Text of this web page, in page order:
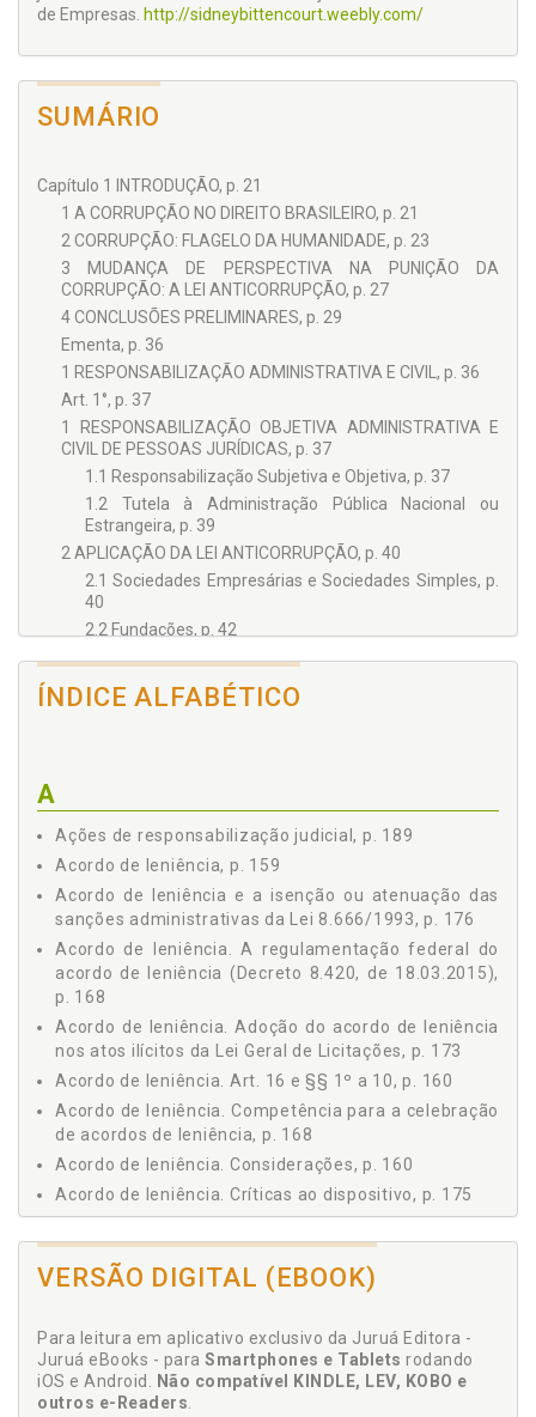
de Empresas. http://sidneybittencourt.weebly.com/
SUMÁRIO
Capítulo 1 INTRODUÇÃO, p. 21
1 A CORRUPÇÃO NO DIREITO BRASILEIRO, p. 21
2 CORRUPÇÃO: FLAGELO DA HUMANIDADE, p. 23
3 MUDANÇA DE PERSPECTIVA NA PUNIÇÃO DA
CORRUPÇÃO: A LEI ANTICORRUPÇÃO, p. 27
4 CONCLUSÕES PRELIMINARES, p. 29
Ementa, p. 36
1 RESPONSABILIZAÇÃO ADMINISTRATIVA E CIVIL, p. 36
Art. 1°, p. 37
1 RESPONSABILIZAÇÃO OBJETIVA ADMINISTRATIVA E
CIVIL DE PESSOAS JURÍDICAS, p. 37
1.1 Responsabilização Subjetiva e Objetiva, p. 37
1.2 Tutela à Administração Pública Nacional ou
Estrangeira, p. 39
2 APLICAÇÃO DA LEI ANTICORRUPÇÃO, p. 40
2.1 Sociedades Empresárias e Sociedades Simples, p.
40
2.2 Fundações, p. 42
2.3 Associações de Entidades ou Pessoas, p. 44
2.4 Sociedades e Associações Estrangeiras, p. 44
3 OBSERVAÇÕES SOBRE A APLICAÇÃO DA LEI
Art. 2º, p. 48
1 RESPONSABILIZAÇÃO OBJETIVA ADMINISTRATIVA E
CIVIL, p. 48
Art. 3º e Parágrafos, p. 49
1 A RESPONSABILIDADE INDIVIDUAL DE DIRIGENTES DA
p. 49
Art. 4º e Parágrafos, p. 51
JURÍDICA, p. 51
Capítulo 2 DOS ATOS LESIVOS À ADMINISTRAÇÃO PÚBLICA
NACIONAL OU ESTRANGEIRA, p. 57
Art. 5º, p. 58
1 ATOS LESIVOS À ADMINISTRAÇÃO PÚBLICA NACIONAL
OU ESTRANGEIRA, p. 58
1.1 Os Bens Jurídicos a Serem Protegidos de Atos
1.1.1 O Patrimônio Público, p. 59
1.1.2 Os Princípios da Administração Pública, p. 60
1.1.3 Os Compromissos Internacionais Assumidos
1.2 Elenco de Atos Lesivos, p. 62
1.2.1 Promessa ou Oferecimento de Vantagem
Indevida a Agente Público, p. 63
ÍNDICE ALFABÉTICO
A
Ações de responsabilização judicial, p. 189
Acordo de leniência, p. 159
Acordo de leniência e a isenção ou atenuação das
sanções administrativas da Lei 8.666/1993, p. 176
Acordo de leniência. A regulamentação federal do
acordo de leniência (Decreto 8.420, de 18.03.2015),
p. 168
Acordo de leniência. Adoção do acordo de leniência
nos atos ilícitos da Lei Geral de Licitações, p. 173
Acordo de leniência. Art. 16 e §§ 1º a 10, p. 160
Acordo de leniência. Competência para a celebração
de acordos de leniência, p. 168
Acordo de leniência. Considerações, p. 160
Acordo de leniência. Críticas ao dispositivo, p. 175
leniência, p. 167
Acordo de leniência. Participação do Tribunal de
leniência, p. 171
Acordo de leniência. Regras consequenciais da
assinatura do acordo de leniência, p. 163
Acordo de leniência. Rejeição da proposta de acordo
VERSÃO DIGITAL (EBOOK)
Para leitura em aplicativo exclusivo da Juruá Editora -
Juruá eBooks - para Smartphones e Tablets rodando
iOS e Android. Não compatível KINDLE, LEV, KOBO e
outros e-Readers.